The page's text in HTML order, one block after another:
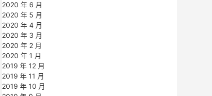
2020 年 6 月
2020 年 5 月
2020 年 4 月
2020 年 3 月
2020 年 2 月
2020 年 1 月
2019 年 12 月
2019 年 11 月
2019 年 10 月